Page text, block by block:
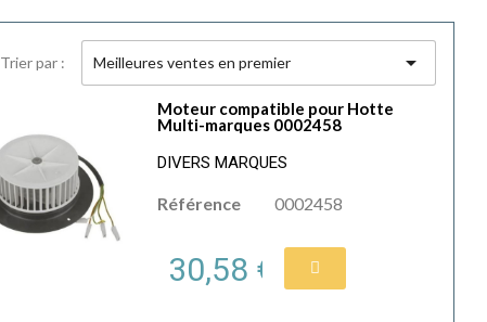
Trier par : Meilleures ventes en premier 
Moteur compatible pour Hotte
Multi-marques 0002458
DIVERS MARQUES
Référence 0002458
30,58 €